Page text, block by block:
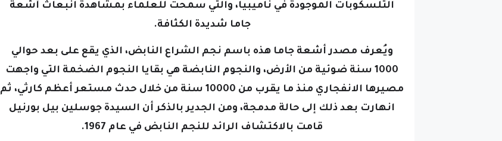
التلسكوبات الموجودة في ناميبيا، والتي سمحت للعلماء بمشاهدة انبعاث أشعة
جاما شديدة الكثافة.
ويُعرف مصدر أشعة جاما هذه باسم نجم الشراع النابض، الذي يقع على بعد حوالي
1000 سنة ضوئية من الأرض،
والنجوم النابضة هي بقايا النجوم الضخمة التي واجهت
مصيرها الانفجاري منذ ما يقرب من 10000 سنة من خلال حدث مستعر أعظم كارثي، ثم
انهارت بعد ذلك إلى حالة مدمجة، ومن الجدير بالذكر أن السيدة جوسلين بيل بورنيل
قامت بالاكتشاف الرائد للنجم النابض في عام 1967.